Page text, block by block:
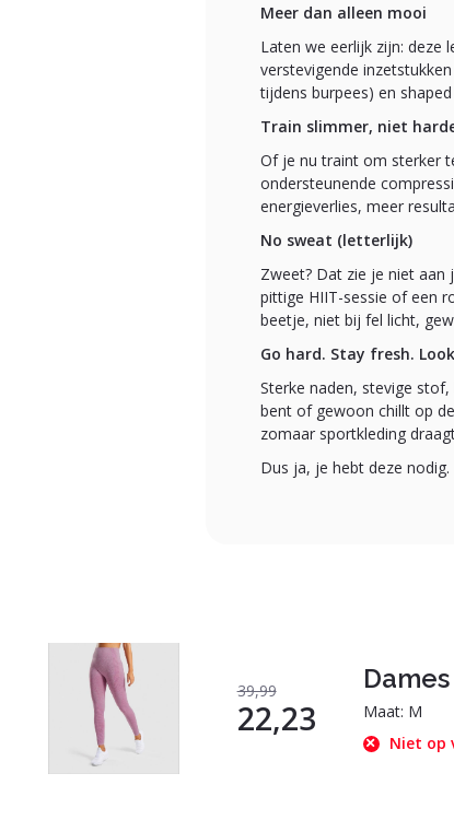
Meer dan alleen mooi
Laten we eerlijk zijn: deze
verstevigende
tijdens burpees) en
Train slimmer, niet
Of je nu traint om sterker
ondersteunende
energieverlies, meer
No sweat (letterlijk)
Zweet? Dat zie je niet
pittige HIIT-sessie of een
beetje, niet bij fel licht,
Go hard. Stay fresh.
Sterke naden, stevige
bent of gewoon chillt op
zomaar sportkleding
Dus ja, je hebt deze
39,99
22,23
Maat: M
Niet op